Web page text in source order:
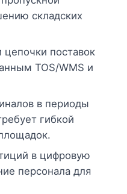
складских
цепочки поставок
TOS/WMS и
в периоды
гибкой
в цифровую
персонала для